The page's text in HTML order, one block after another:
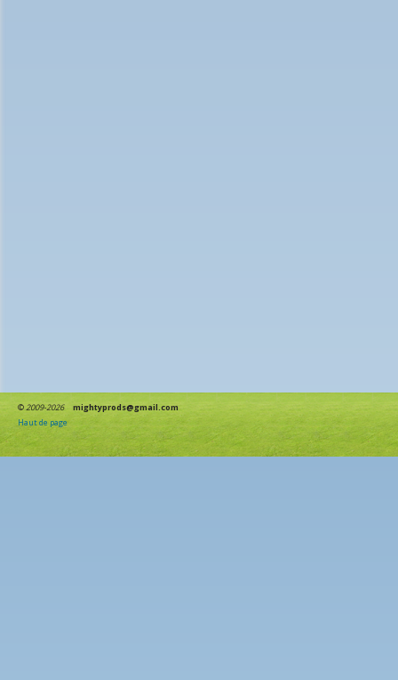
©2009-2026
mightyprods@gmail.com
Haut de page